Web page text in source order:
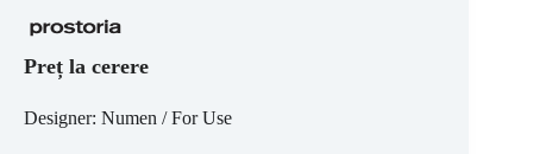
Preț la cerere
Designer: Numen / For Use